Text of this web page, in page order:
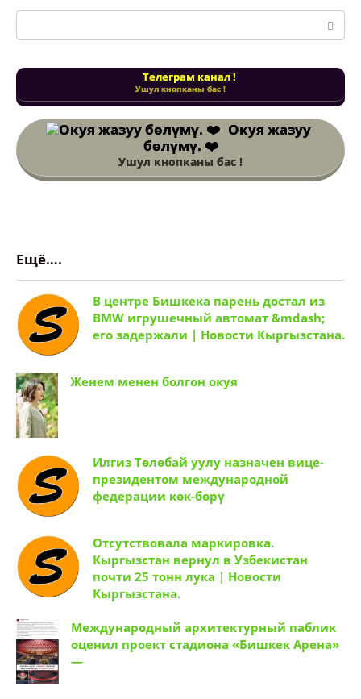
Поиск:
Телеграм канал !
Ушул кнопканы бас !
Окуя жазуу
бөлүмү. ❤️
Ушул кнопканы бас !
Ещё….
В центре Бишкека парень достал из
BMW игрушечный автомат &mdash;
его задержали | Новости Кыргызстана.
Женем менен болгон окуя
Илгиз Төлөбай уулу назначен вице-
президентом международной
федерации көк-бөрү
Отсутствовала маркировка.
Кыргызстан вернул в Узбекистан
почти 25 тонн лука | Новости
Кыргызстана.
Международный архитектурный паблик
оценил проект стадиона «Бишкек Арена»
—